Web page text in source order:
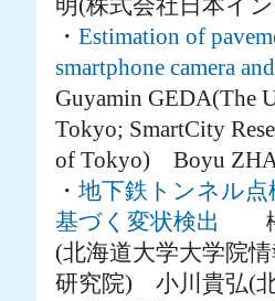
明(株式会社日本イ
・ Estimation of
smartphone camera
Guyamin GEDA(The
Tokyo; SmartCity
of Tokyo) Boyu
・ 地下鉄トンネル点
基づく変状検出
櫻
(北海道大学大学院
研究院) 小川貴弘(